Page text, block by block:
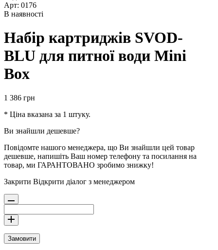
Арт: 0176
В наявності
Набір картриджів SVOD-
BLU для питної води Mini
Box
1 386 грн
* Ціна вказана за 1 штуку.
Ви знайшли дешевше?
Повідомте нашого менеджера, що Ви знайшли цей товар
дешевше, напишіть Ваш номер телефону та посилання на
товар, ми ГАРАНТОВАНО зробимо знижку!
Закрити Відкрити діалог з менеджером
Замовити